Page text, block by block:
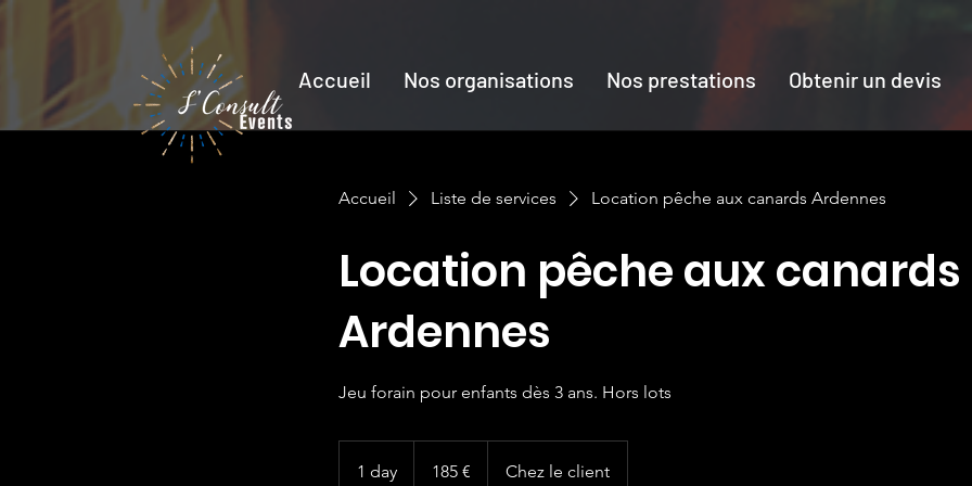
Accueil Nos organisations Nos prestations Obtenir un devis
Accueil Liste de services Location pêche aux canards Ardennes
Location pêche aux canards
Ardennes
Jeu forain pour enfants dès 3 ans. Hors lots
1 day 185 € Chez le client